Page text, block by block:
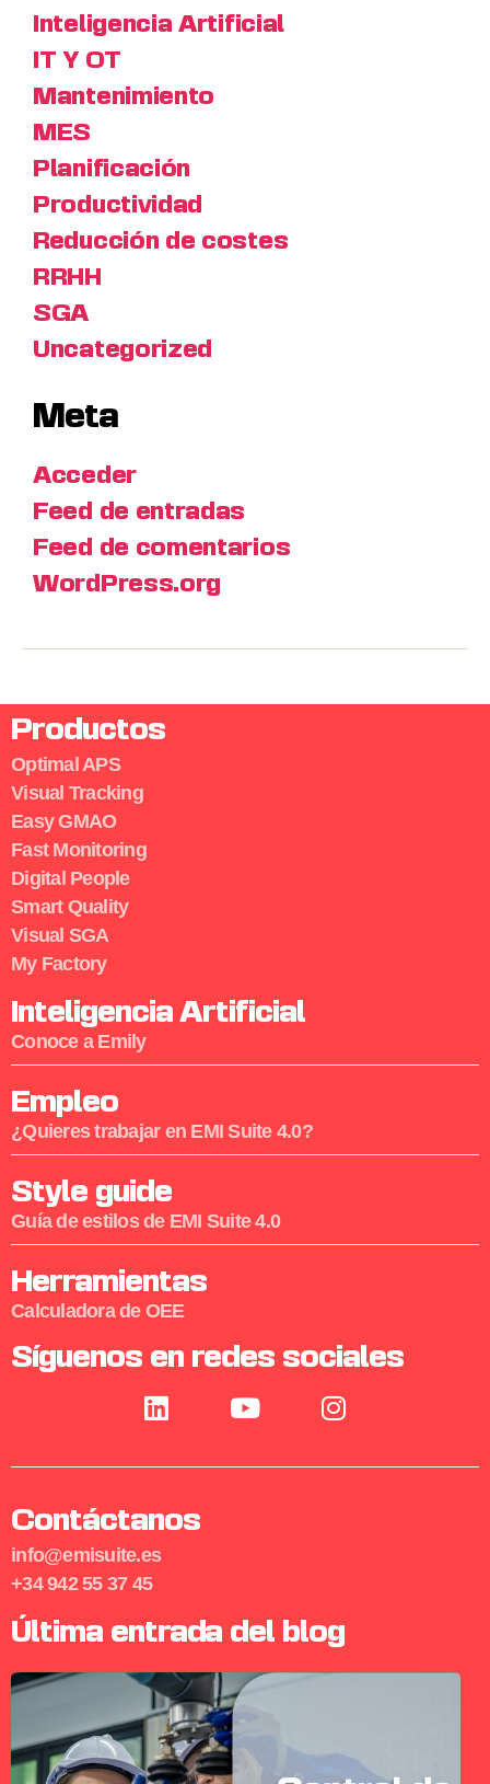
Inteligencia Artificial
IT Y OT
Mantenimiento
MES
Planificación
Productividad
Reducción de costes
RRHH
SGA
Uncategorized
Meta
Acceder
Feed de entradas
Feed de comentarios
WordPress.org
Productos
Optimal APS
Visual Tracking
Easy GMAO
Fast Monitoring
Digital People
Smart Quality
Visual SGA
My Factory
Inteligencia Artificial
Conoce a Emily
Empleo
¿Quieres trabajar en EMI Suite 4.0?
Style guide
Guía de estilos de EMI Suite 4.0
Herramientas
Calculadora de OEE
Síguenos en redes sociales
Contáctanos
info@emisuite.es
+34 942 55 37 45
Última entrada del blog